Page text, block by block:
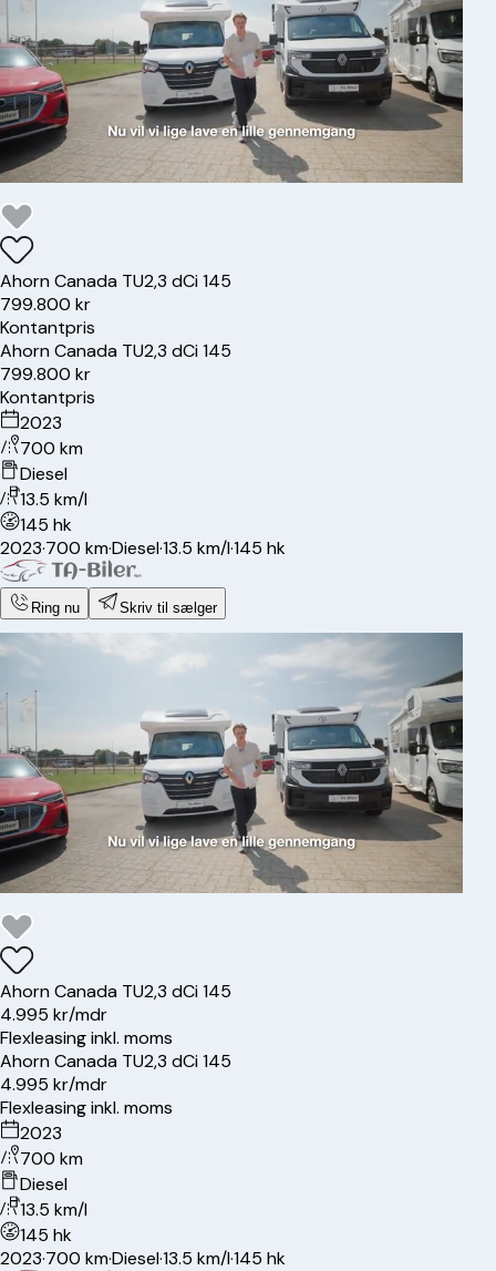
AhornCanada TU2,3 dCi 145
799.800 kr
Kontantpris
AhornCanada TU2,3 dCi 145
799.800 kr
Kontantpris
2023
700 km
Diesel
13.5 km/l
145 hk
2023·700 km·Diesel·13.5 km/l·145 hk
Ring nu Skriv til sælger
AhornCanada TU2,3 dCi 145
4.995 kr/mdr
Flexleasing inkl. moms
AhornCanada TU2,3 dCi 145
4.995 kr/mdr
Flexleasing inkl. moms
2023
700 km
Diesel
13.5 km/l
145 hk
2023·700 km·Diesel·13.5 km/l·145 hk